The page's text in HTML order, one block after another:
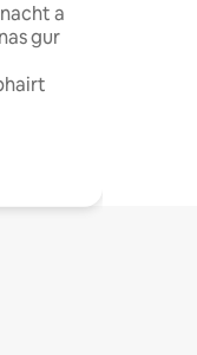
a
gur